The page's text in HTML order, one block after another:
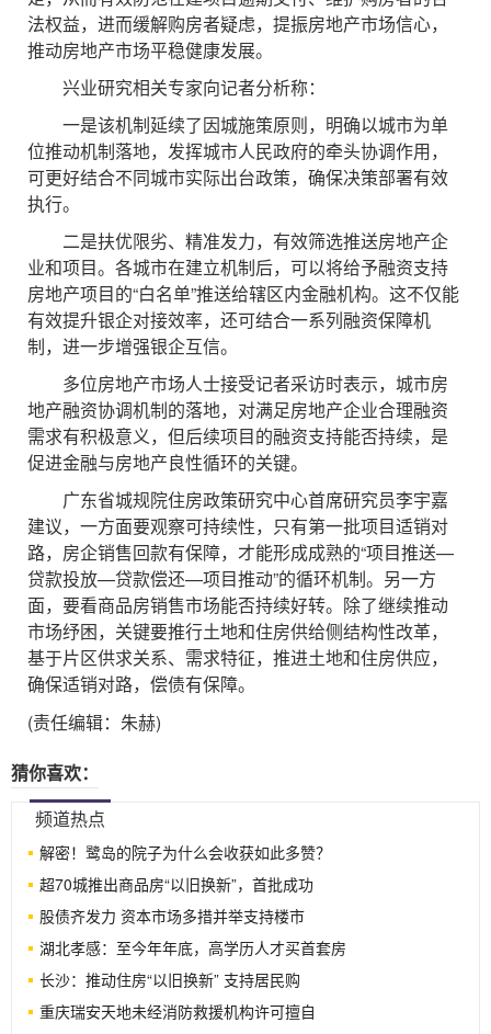
法权益，进而缓解购房者疑虑，提振房地产市场信心，
推动房地产市场平稳健康发展。
兴业研究相关专家向记者分析称：
一是该机制延续了因城施策原则，明确以城市为单
位推动机制落地，发挥城市人民政府的牵头协调作用，
可更好结合不同城市实际出台政策，确保决策部署有效
执行。
二是扶优限劣、精准发力，有效筛选推送房地产企
业和项目。各城市在建立机制后，可以将给予融资支持
房地产项目的“白名单”推送给辖区内金融机构。这不仅能
有效提升银企对接效率，还可结合一系列融资保障机
制，进一步增强银企互信。
多位房地产市场人士接受记者采访时表示，城市房
地产融资协调机制的落地，对满足房地产企业合理融资
需求有积极意义，但后续项目的融资支持能否持续，是
促进金融与房地产良性循环的关键。
广东省城规院住房政策研究中心首席研究员李宇嘉
建议，一方面要观察可持续性，只有第一批项目适销对
路，房企销售回款有保障，才能形成成熟的“项目推送—
贷款投放—贷款偿还—项目推动”的循环机制。另一方
面，要看商品房销售市场能否持续好转。除了继续推动
市场纾困，关键要推行土地和住房供给侧结构性改革，
基于片区供求关系、需求特征，推进土地和住房供应，
确保适销对路，偿债有保障。
(责任编辑：朱赫)
猜你喜欢：
频道热点
解密！鹭岛的院子为什么会收获如此多赞？
超70城推出商品房“以旧换新”，首批成功
股债齐发力 资本市场多措并举支持楼市
湖北孝感：至今年年底，高学历人才买首套房
长沙：推动住房“以旧换新” 支持居民购
重庆瑞安天地未经消防救援机构许可擅自